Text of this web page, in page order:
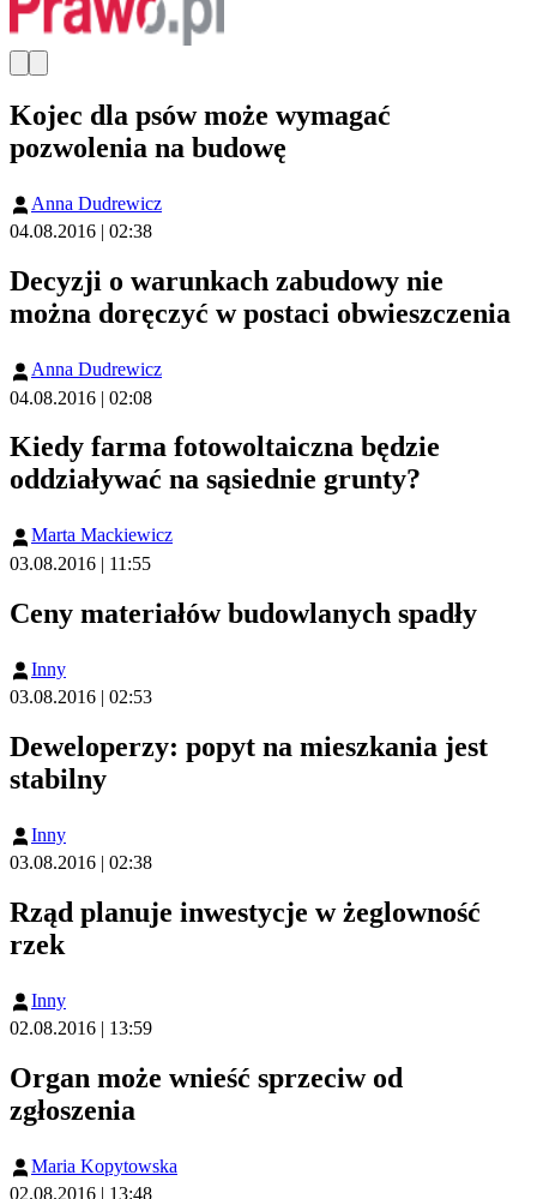
Kojec dla psów może wymagać
pozwolenia na budowę
Anna Dudrewicz
04.08.2016 | 02:38
Decyzji o warunkach zabudowy nie
można doręczyć w postaci obwieszczenia
Anna Dudrewicz
04.08.2016 | 02:08
Kiedy farma fotowoltaiczna będzie
oddziaływać na sąsiednie grunty?
Marta Mackiewicz
03.08.2016 | 11:55
Ceny materiałów budowlanych spadły
Inny
03.08.2016 | 02:53
Deweloperzy: popyt na mieszkania jest
stabilny
Inny
03.08.2016 | 02:38
Rząd planuje inwestycje w żeglowność
rzek
Inny
02.08.2016 | 13:59
Organ może wnieść sprzeciw od
zgłoszenia
Maria Kopytowska
02.08.2016 | 13:48